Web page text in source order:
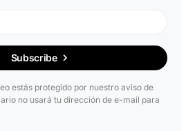
Subscribe
estás protegido por nuestro aviso de
no usará tu dirección de e-mail para